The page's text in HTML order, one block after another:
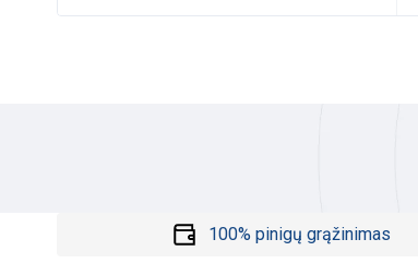
100% pinigų grąžinimas